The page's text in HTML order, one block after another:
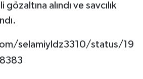
alındı ve savcılık
selamiyldz3310/status/19